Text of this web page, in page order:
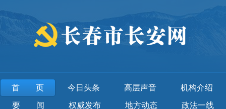
首页 今日头条 高层声音 机构介绍
要 闻 权威发布 地方动态 政法一线